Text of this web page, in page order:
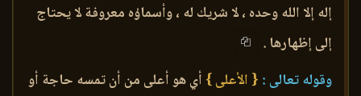
إله إلا الله وحده ، لا شريك له ، وأسماؤه معروفة لا يحتاج
إلى إظهارها .
وقوله تعالى : { الأعلى } أي هو أعلى من أن تمسه حاجة أو